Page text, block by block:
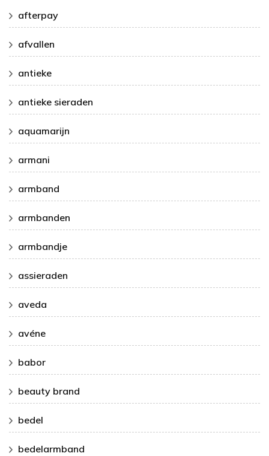
afterpay
afvallen
antieke
antieke sieraden
aquamarijn
armani
armband
armbanden
armbandje
assieraden
aveda
avéne
babor
beauty brand
bedel
bedelarmband